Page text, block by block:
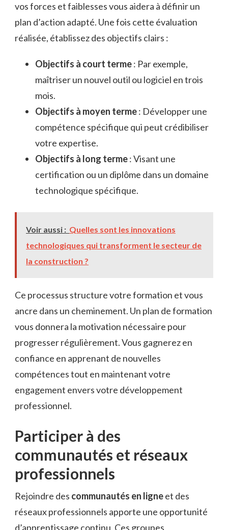
vos forces et faiblesses vous aidera à définir un
plan d’action adapté. Une fois cette évaluation
réalisée, établissez des objectifs clairs :
Objectifs à court terme: Par exemple,
maîtriser un nouvel outil ou logiciel en trois
mois.
Objectifs à moyen terme: Développer une
compétence spécifique qui peut crédibiliser
votre expertise.
Objectifs à long terme: Visant une
certification ou un diplôme dans un domaine
technologique spécifique.
Voir aussi : Quelles sont les innovations
technologiques qui transforment le secteur de
la construction ?
Ce processus structure votre formation et vous
ancre dans un cheminement. Un plan de formation
vous donnera la motivation nécessaire pour
progresser régulièrement. Vous gagnerez en
confiance en apprenant de nouvelles
compétences tout en maintenant votre
engagement envers votre développement
professionnel.
Participer à des
communautés et réseaux
professionnels
Rejoindre des communautés en ligneet des
réseaux professionnels apporte une opportunité
d’apprentissage continu. Ces groupes